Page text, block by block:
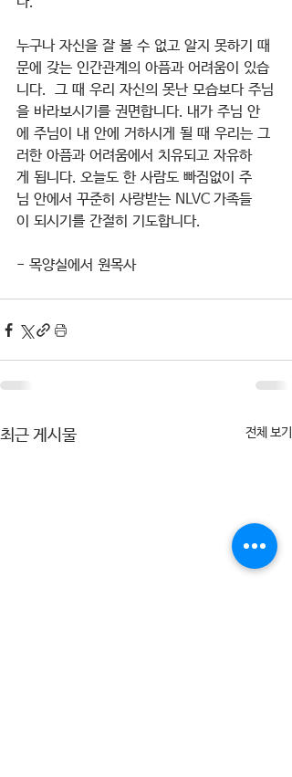
누구나 자신을 잘 볼 수 없고 알지 못하기 때
문에 갖는 인간관계의 아픔과 어려움이 있습
니다.  그 때 우리 자신의 못난 모습보다 주님
을 바라보시기를 권면합니다. 내가 주님 안
에 주님이 내 안에 거하시게 될 때 우리는 그
러한 아픔과 어려움에서 치유되고 자유하
게 됩니다. 오늘도 한 사람도 빠짐없이 주
님 안에서 꾸준히 사랑받는 NLVC 가족들
이 되시기를 간절히 기도합니다.
- 목양실에서 원목사
최근 게시물 전체 보기